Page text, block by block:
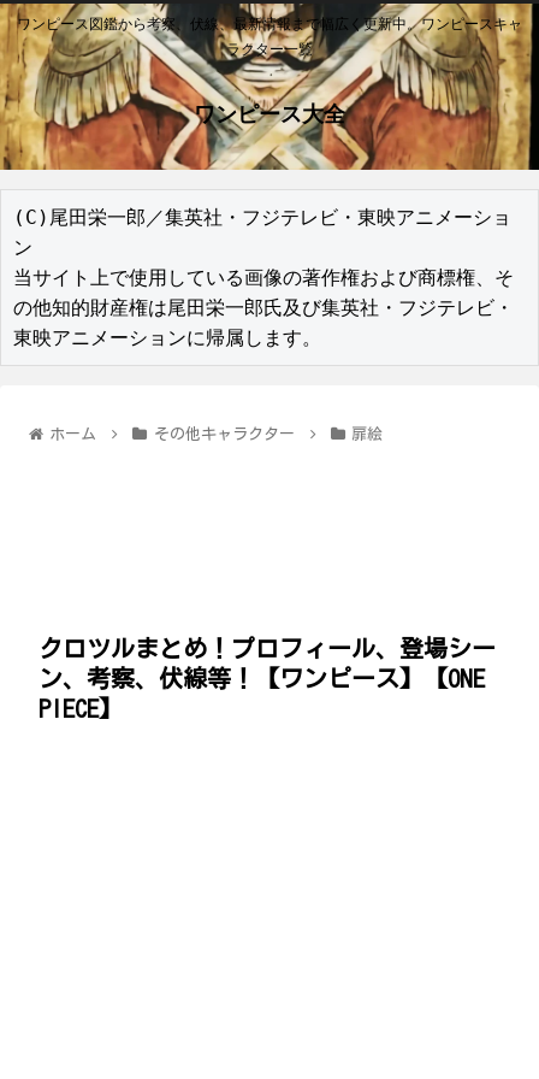
ワンピース図鑑から考察、伏線、最新情報まで幅広く更新中。ワンピースキャ
ラクター一覧
ワンピース大全
(C)尾田栄一郎／集英社・フジテレビ・東映アニメーショ
ン
当サイト上で使用している画像の著作権および商標権、そ
の他知的財産権は尾田栄一郎氏及び集英社・フジテレビ・
東映アニメーションに帰属します。
ホーム その他キャラクター 扉絵
クロツルまとめ！プロフィール、登場シー
ン、考察、伏線等！【ワンピース】【ONE
PIECE】